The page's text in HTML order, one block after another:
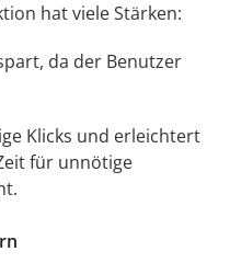
hat viele Stärken:
da der Benutzer
Klicks und erleichtert
für unnötige